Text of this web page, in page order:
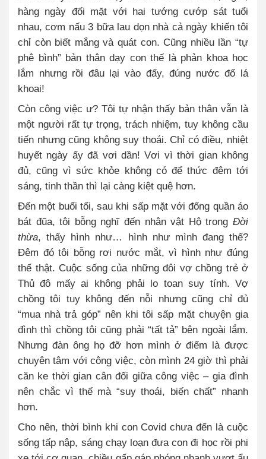
hàng ngày đối mặt với hai tướng cướp sát tuổi
nhau, cơm nấu 3 bữa lau dọn nhà cả ngày khiến tôi
chỉ còn biết mắng và quát con. Cũng nhiều lần “tự
phê bình” bản thân dạy con thế là phản khoa học
lắm nhưng rồi đâu lại vào đấy, đúng nước đổ lá
khoai!
Còn công việc ư? Tôi tự nhận thấy bản thân vẫn là
một người rất tự trọng, trách nhiệm, tuy không cầu
tiến nhưng cũng không suy thoái. Chỉ có điều, nhiệt
huyết ngày ấy đã vơi dần! Vơi vì thời gian không
đủ, cũng vì sức khỏe không có để thức đêm tới
sáng, tinh thần thì lại càng kiệt quệ hơn.
Đến một buổi tối, sau khi sấp mặt với đống quần áo
bát đũa, tôi bỗng nghĩ đến nhân vật Hộ trong Đời
thừa, thấy hình như… hình như mình đang thế?
Đêm đó tôi bỗng rơi nước mắt, vì hình như đúng
thế thật. Cuộc sống của những đôi vợ chồng trẻ ở
Thủ đô mấy ai không phải lo toan suy tính. Vợ
chồng tôi tuy không đến nỗi nhưng cũng chỉ đủ
“mua nhà trả góp” nên khi tôi sấp mặt chuyện gia
đình thì chồng tôi cũng phải “tất tả” bên ngoài lắm.
Nhưng đàn ông họ đỡ hơn mình ở điểm là được
chuyên tâm với công việc, còn mình 24 giờ thì phải
căn ke thời gian cân đối giữa công việc – gia đình
nên chắc vì thế mà “suy thoái, biến chất” nhanh
hơn.
Cho nên, thời bình khi con Covid chưa đến là cuộc
sống tấp nập, sáng chạy loạn đưa con đi học rồi phi